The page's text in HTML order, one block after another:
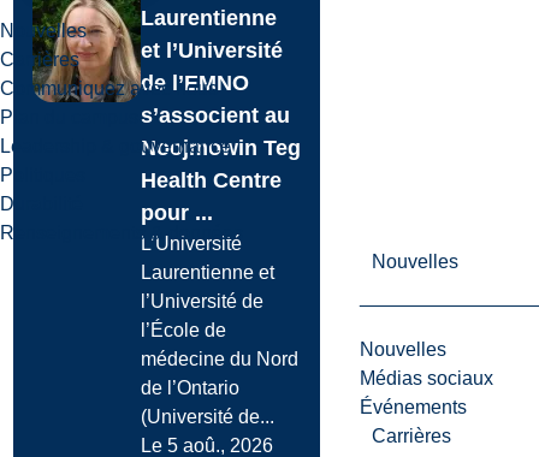
Nouvelles
Carrières
Communiquez avec nous
Plan du campus
Leadership & gouvernance
Politiques
Durabilité
Renseignements & données
Nouvelles
Nouvelles
Médias sociaux
Événements
Carrières
Laurentienne
et l’Université
de l’EMNO
s’associent au
Noojmowin Teg
Health Centre
pour ...
L’Université
Laurentienne et
l’Université de
l’École de
médecine du Nord
de l’Ontario
(Université de...
Le 5 aoû., 2026